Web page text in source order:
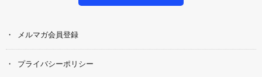
メルマガ会員登録
プライバシーポリシー